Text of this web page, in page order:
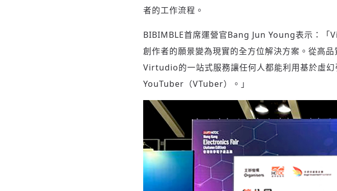
登入或註冊
歡迎您
掌握
參與下一
輸入 Email 驗證碼
請輸入發
者的工作流程。
BIBIMBLE首席運營官Bang Jun Young表示：
創作者的願景變為現實的全方位解決方案。從高
Virtudio的一站式服務讓任何人都能利用基於虛
YouTuber（VTuber）。」